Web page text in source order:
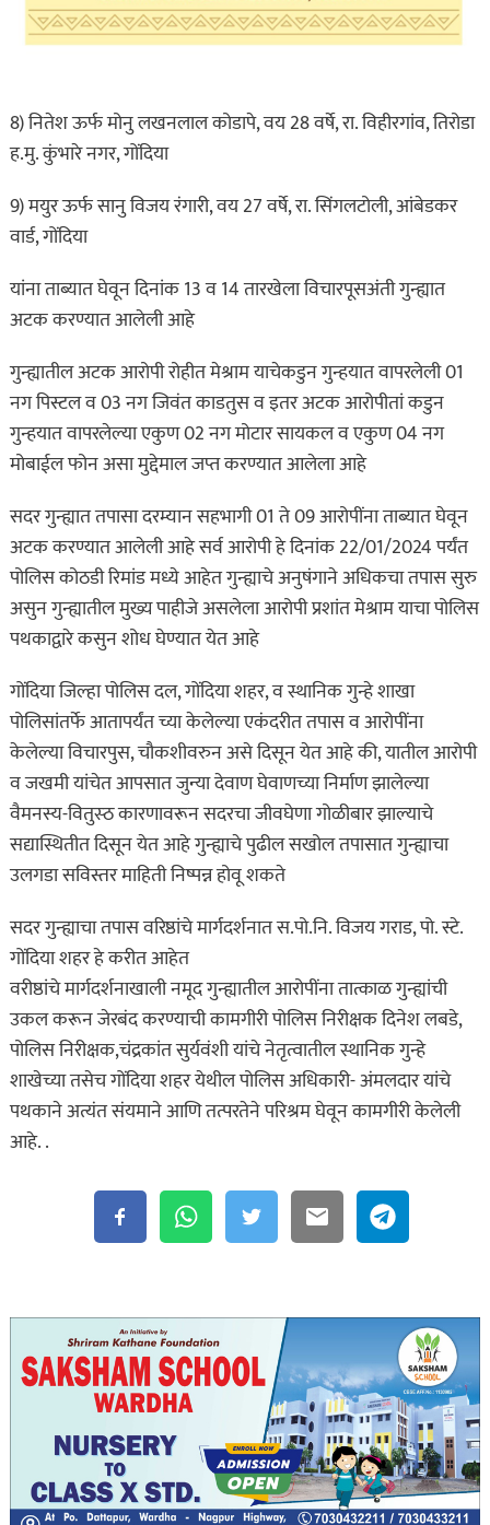
8) नितेश ऊर्फ मोनु लखनलाल कोडापे, वय 28 वर्षे, रा. विहीरगांव, तिरोडा
ह.मु. कुंभारे नगर, गोंदिया
9) मयुर ऊर्फ सानु विजय रंगारी, वय 27 वर्षे, रा. सिंगलटोली, आंबेडकर
वार्ड, गोंदिया
यांना ताब्यात घेवून दिनांक 13 व 14 तारखेला विचारपूसअंती गुन्ह्यात
अटक करण्यात आलेली आहे
गुन्ह्यातील अटक आरोपी रोहीत मेश्राम याचेकडुन गुन्हयात वापरलेली 01
नग पिस्टल व 03 नग जिवंत काडतुस व इतर अटक आरोपीतां कडुन
गुन्हयात वापरलेल्या एकुण 02 नग मोटार सायकल व एकुण 04 नग
मोबाईल फोन असा मुद्देमाल जप्त करण्यात आलेला आहे
सदर गुन्ह्यात तपासा दरम्यान सहभागी 01 ते 09 आरोपींना ताब्यात घेवून
अटक करण्यात आलेली आहे सर्व आरोपी हे दिनांक 22/01/2024 पर्यंत
पोलिस कोठडी रिमांड मध्ये आहेत गुन्ह्याचे अनुषंगाने अधिकचा तपास सुरु
असुन गुन्ह्यातील मुख्य पाहीजे असलेला आरोपी प्रशांत मेश्राम याचा पोलिस
पथकाद्वारे कसुन शोध घेण्यात येत आहे
गोंदिया जिल्हा पोलिस दल, गोंदिया शहर, व स्थानिक गुन्हे शाखा
पोलिसांतर्फे आतापर्यंत च्या केलेल्या एकंदरीत तपास व आरोपींना
केलेल्या विचारपुस, चौकशीवरुन असे दिसून येत आहे की, यातील आरोपी
व जखमी यांचेत आपसात जुन्या देवाण घेवाणच्या निर्माण झालेल्या
वैमनस्य-वितुस्ठ कारणावरून सदरचा जीवघेणा गोळीबार झाल्याचे
सद्यास्थितीत दिसून येत आहे गुन्ह्याचे पुढील सखोल तपासात गुन्ह्याचा
उलगडा सविस्तर माहिती निष्पन्न होवू शकते
सदर गुन्ह्याचा तपास वरिष्ठांचे मार्गदर्शनात स.पो.नि. विजय गराड, पो. स्टे.
गोंदिया शहर हे करीत आहेत
वरीष्ठांचे मार्गदर्शनाखाली नमूद गुन्ह्यातील आरोपींना तात्काळ गुन्ह्यांची
उकल करून जेरबंद करण्याची कामगीरी पोलिस निरीक्षक दिनेश लबडे,
पोलिस निरीक्षक,चंद्रकांत सुर्यवंशी यांचे नेतृत्वातील स्थानिक गुन्हे
शाखेच्या तसेच गोंदिया शहर येथील पोलिस अधिकारी- अंमलदार यांचे
पथकाने अत्यंत संयमाने आणि तत्परतेने परिश्रम घेवून कामगीरी केलेली
आहे. .